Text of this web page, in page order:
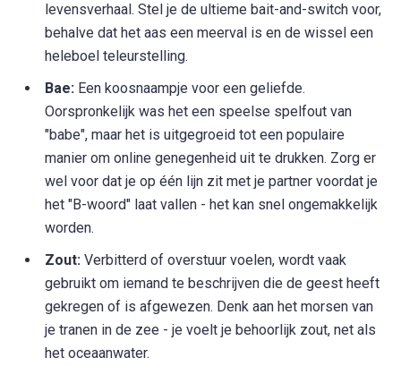
levensverhaal. Stel je de ultieme bait-and-switch voor,
behalve dat het aas een meerval is en de wissel een
heleboel teleurstelling.
Bae: Een koosnaampje voor een geliefde.
Oorspronkelijk was het een speelse spelfout van
"babe", maar het is uitgegroeid tot een populaire
manier om online genegenheid uit te drukken. Zorg er
wel voor dat je op één lijn zit met je partner voordat je
het "B-woord" laat vallen - het kan snel ongemakkelijk
worden.
Zout: Verbitterd of overstuur voelen, wordt vaak
gebruikt om iemand te beschrijven die de geest heeft
gekregen of is afgewezen. Denk aan het morsen van
je tranen in de zee - je voelt je behoorlijk zout, net als
het oceaanwater.